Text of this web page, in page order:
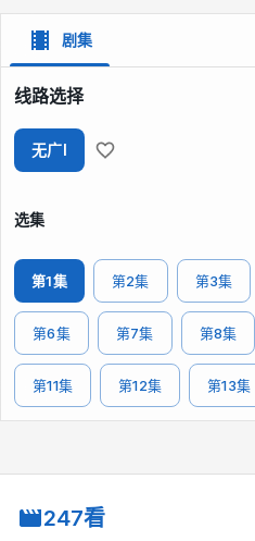
剧集
线路选择
无广I
选集
第1集 第2集 第3集
第6集 第7集 第8集
第11集 第12集 第13集
247看